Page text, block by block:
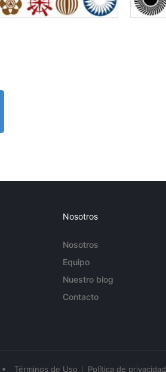
Nosotros
Nosotros
Equipo
Nuestro blog
Contacto
• Términos de Uso Política de privacidad